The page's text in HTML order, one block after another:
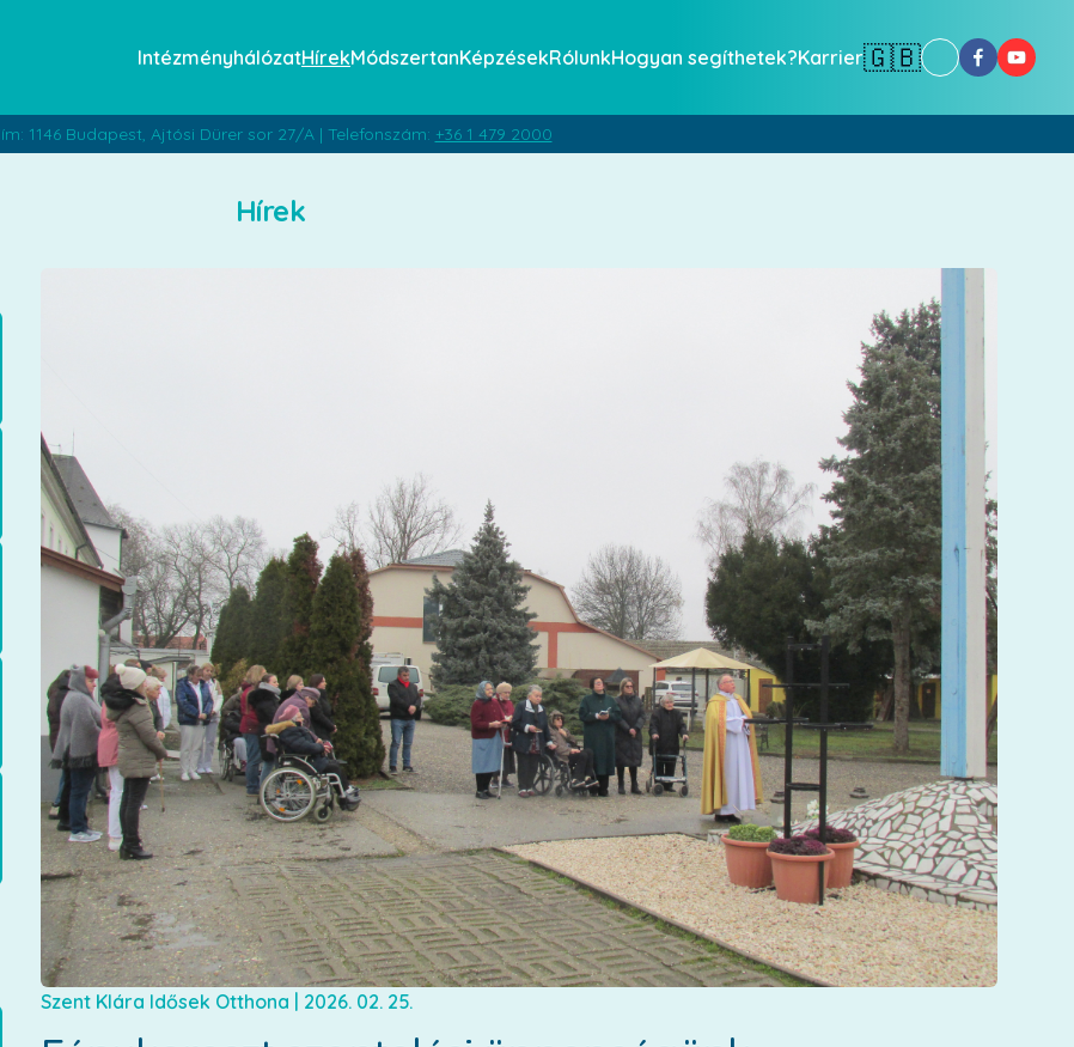
IntézményhálózatHírekMódszertanKépzésekRólunkHogyan segíthetek?Karrier🇬🇧
1146 Budapest, Ajtósi Dürer sor 27/A | Telefonszám: +36 1 479 2000
Hírek
Szent Klára Idősek Otthona | 2026. 02. 25.